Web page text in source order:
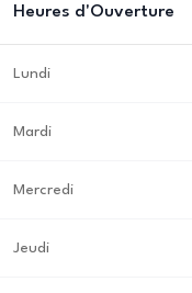
Heures d'Ouverture
Lundi
Mardi
Mercredi
Jeudi